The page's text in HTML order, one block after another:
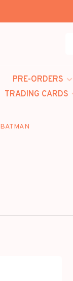
PRE-ORDERS
TRADING CARDS
BATMAN